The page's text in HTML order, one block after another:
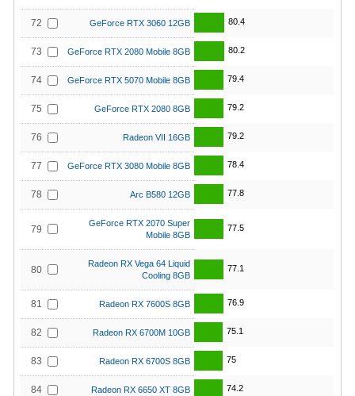
72 GeForce RTX 3060 12GB 80.4
73 GeForce RTX 2080 Mobile 8GB 80.2
74 GeForce RTX 5070 Mobile 8GB 79.4
75 GeForce RTX 2080 8GB 79.2
76 Radeon VII 16GB 79.2
77 GeForce RTX 3080 Mobile 8GB 78.4
78 Arc B580 12GB 77.8
79
GeForce RTX 2070 Super
Mobile 8GB
77.5
80
Radeon RX Vega 64 Liquid
Cooling 8GB
77.1
81 Radeon RX 7600S 8GB 76.9
82 Radeon RX 6700M 10GB 75.1
83 Radeon RX 6700S 8GB 75
84 Radeon RX 6650 XT 8GB 74.2